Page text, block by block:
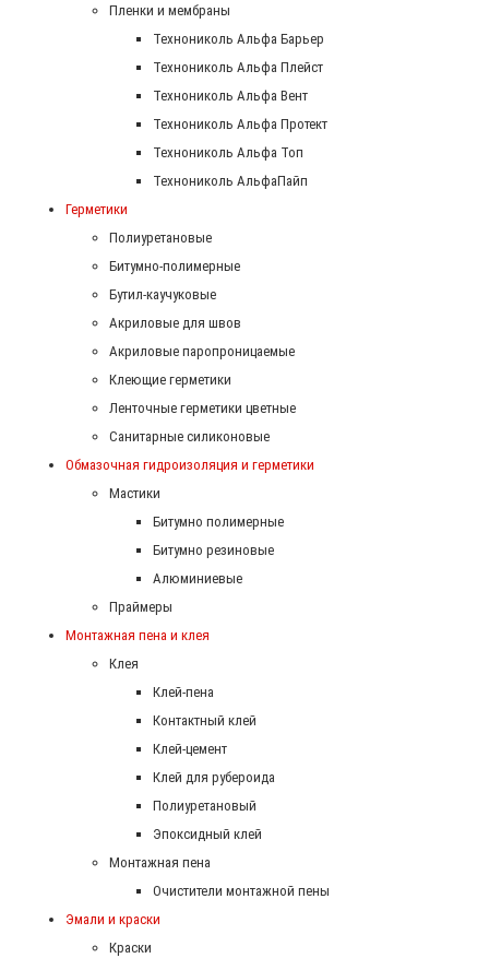
Пленки и мембраны
Технониколь Альфа Барьер
Технониколь Альфа Плейст
Технониколь Альфа Вент
Технониколь Альфа Протект
Технониколь Альфа Топ
Технониколь АльфаПайп
Герметики
Полиуретановые
Битумно-полимерные
Бутил-каучуковые
Акриловые для швов
Акриловые паропроницаемые
Клеющие герметики
Ленточные герметики цветные
Санитарные силиконовые
Обмазочная гидроизоляция и герметики
Мастики
Битумно полимерные
Битумно резиновые
Алюминиевые
Праймеры
Монтажная пена и клея
Клея
Клей-пена
Контактный клей
Клей-цемент
Клей для рубероида
Полиуретановый
Эпоксидный клей
Монтажная пена
Очистители монтажной пены
Эмали и краски
Краски